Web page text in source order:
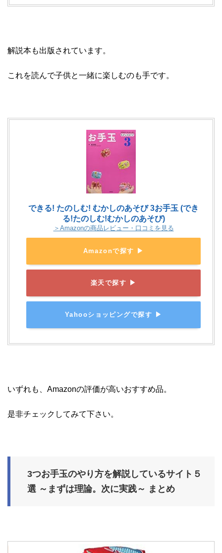
解説本も出版されています。
これを読んで子供と一緒に楽しむのも手です。
できる! たのしむ! むかしのあそび 3お手玉 (でき
る!たのしむ!むかしのあそび)
＞Amazonの商品レビュー・口コミを見る
Amazonで探す ▶
楽天で探す ▶
Yahooショッピングで探す ▶
いずれも、Amazonの評価が高いおすすめ品。
是非チェックしてみて下さい。
3つお手玉のやり方を解説しているサイト５
選 ～まずは理論。次に実践～ まとめ